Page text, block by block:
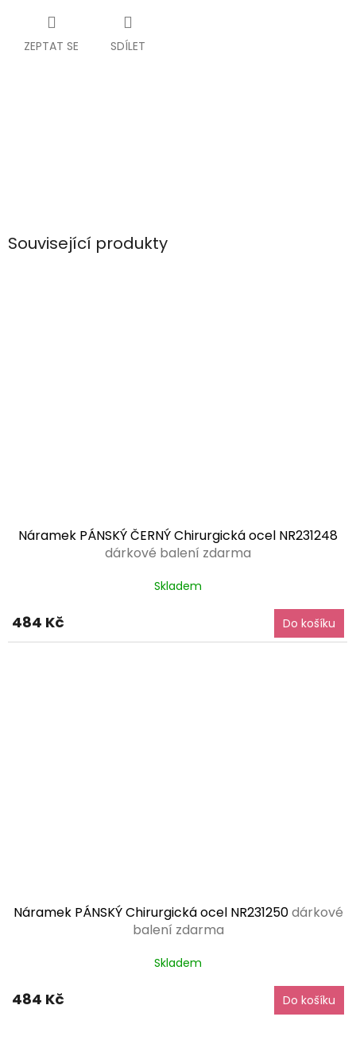
ZEPTAT SE SDÍLET
Související produkty
Náramek PÁNSKÝ ČERNÝ Chirurgická ocel NR231248
dárkové balení zdarma
Skladem
484 Kč Do košíku
Náramek PÁNSKÝ Chirurgická ocel NR231250dárkové
balení zdarma
Skladem
484 Kč Do košíku